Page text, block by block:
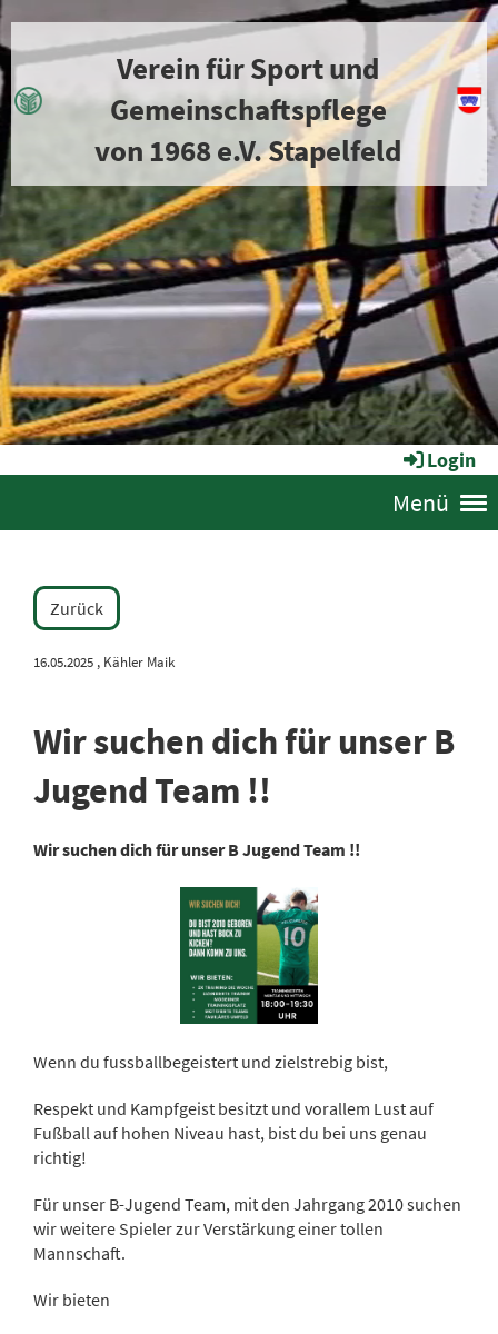
Verein für Sport und
Gemeinschaftspflege
von 1968 e.V. Stapelfeld
Login
Menü
Zurück
16.05.2025 , Kähler Maik
Wir suchen dich für unser B
Jugend Team !!
Wir suchen dich für unser B Jugend Team !!
Wenn du fussballbegeistert und zielstrebig bist,
Respekt und Kampfgeist besitzt und vorallem Lust auf
Fußball auf hohen Niveau hast, bist du bei uns genau
richtig!
Für unser B-Jugend Team, mit den Jahrgang 2010 suchen
wir weitere Spieler zur Verstärkung einer tollen
Mannschaft.
Wir bieten